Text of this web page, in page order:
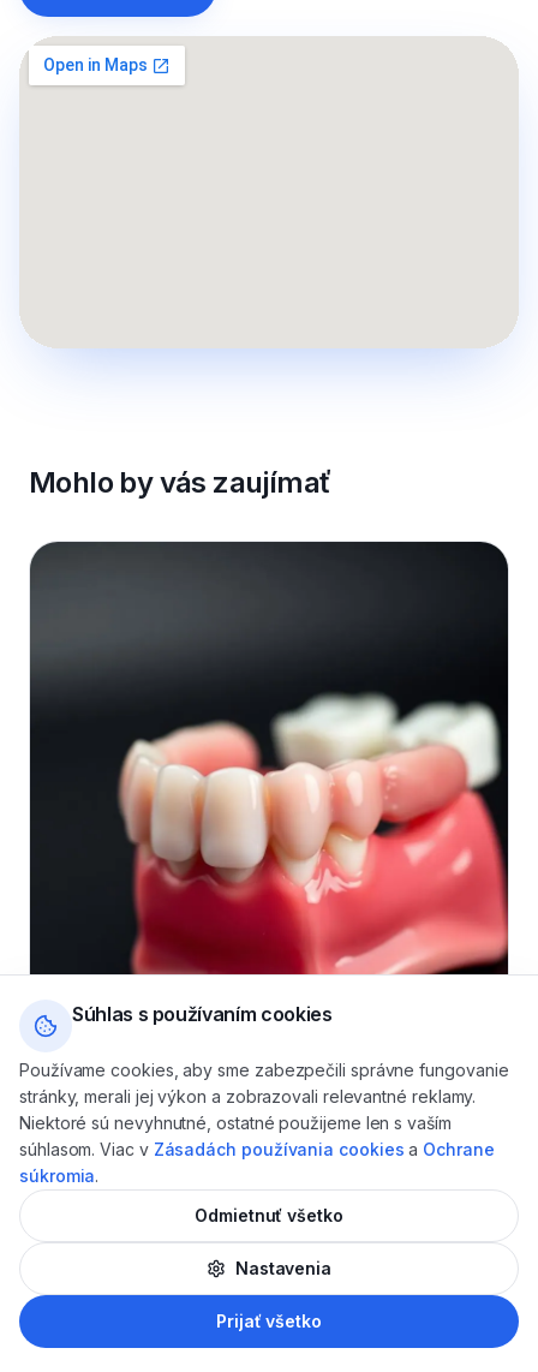
Mohlo by vás zaujímať
Zubné náhrady a protézy
Zubné náhrady v Leviciach pre čiastočnú aj úplnú
bezzubosť. Snímateľné akrylové, skeletové aj fixné
protézy na 2 a viac implantátoch. Digitálne odtlačky
Súhlas s používaním cookies
Používame cookies, aby sme zabezpečili správne fungovanie
stránky, merali jej výkon a zobrazovali relevantné reklamy.
Niektoré sú nevyhnutné, ostatné použijeme len s vaším
súhlasom. Viac v Zásadách používania cookies a Ochrane
súkromia.
Odmietnuť všetko
Nastavenia
Prijať všetko